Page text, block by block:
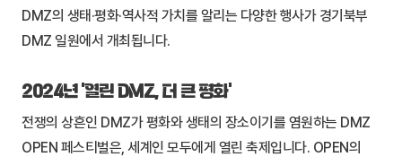
DMZ의 생태·평화·역사적 가치를 알리는 다양한 행사가 경기북부
DMZ 일원에서 개최됩니다.
2024년 ‘열린 DMZ, 더 큰 평화’
전쟁의 상흔인 DMZ가 평화와 생태의 장소이기를 염원하는 DMZ
OPEN 페스티벌은, 세계인 모두에게 열린 축제입니다. OPEN의